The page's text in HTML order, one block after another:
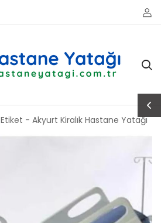
Etiket - Akyurt Kiralık Hastane Yatağı